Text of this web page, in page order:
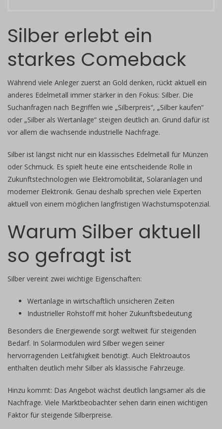
Silber erlebt ein
starkes Comeback
Während viele Anleger zuerst an Gold denken, rückt aktuell ein
anderes Edelmetall immer stärker in den Fokus: Silber. Die
Suchanfragen nach Begriffen wie „Silberpreis“, „Silber kaufen“
oder „Silber als Wertanlage“ steigen deutlich an. Grund dafür ist
vor allem die wachsende industrielle Nachfrage.
Silber ist längst nicht nur ein klassisches Edelmetall für Münzen
oder Schmuck. Es spielt heute eine entscheidende Rolle in
Zukunftstechnologien wie Elektromobilität, Solaranlagen und
moderner Elektronik. Genau deshalb sprechen viele Experten
aktuell von einem möglichen langfristigen Wachstumspotenzial.
Warum Silber aktuell
so gefragt ist
Silber vereint zwei wichtige Eigenschaften:
Wertanlage in wirtschaftlich unsicheren Zeiten
Industrieller Rohstoff mit hoher Zukunftsbedeutung
Besonders die Energiewende sorgt weltweit für steigenden
Bedarf. In Solarmodulen wird Silber wegen seiner
hervorragenden Leitfähigkeit benötigt. Auch Elektroautos
enthalten deutlich mehr Silber als klassische Fahrzeuge.
Hinzu kommt: Das Angebot wächst deutlich langsamer als die
Nachfrage. Viele Marktbeobachter sehen darin einen wichtigen
Faktor für steigende Silberpreise.